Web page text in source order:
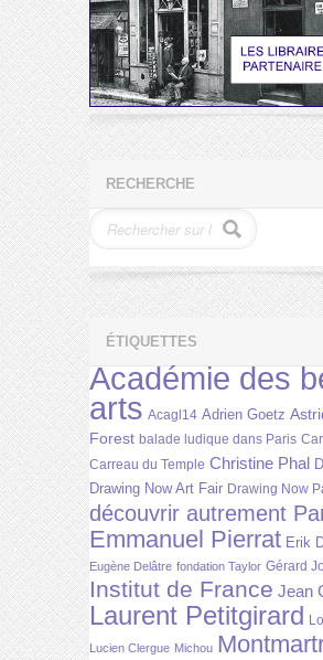
RECHERCHE
ÉTIQUETTES
Académie des
arts Acagl14 Adrien Goetz
Forest balade ludique dans Paris
Carreau du Temple Christine Phal
Drawing Now Art Fair Drawing Now
découvrir autrement
Emmanuel Pierrat Erik
Eugène Delâtre fondation Taylor Gérard
Institut de France Jean
Laurent Petitgirard
Lucien Clergue Michou